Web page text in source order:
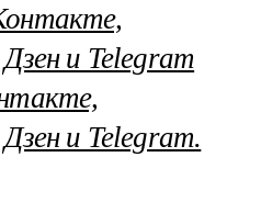
и Telegram
и Telegram.